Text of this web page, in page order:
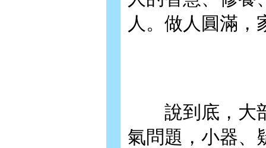
人。做人圓滿，
說到底，大部
氣問題，小器、